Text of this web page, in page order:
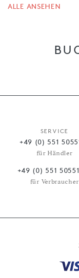
ALLE ANSEHEN
SERVICE
+49 (0) 551
für Händler
+49 (0) 551
für Verbraucher